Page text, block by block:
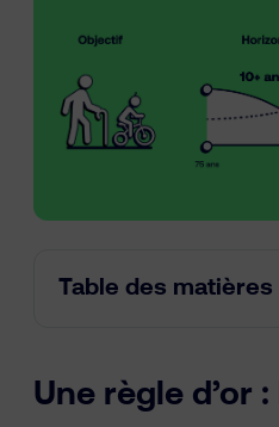
nl en
Table des matières
Une règle d’or